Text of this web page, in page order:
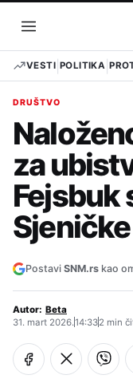
sadržaj
Otvori
meni
VESTI POLITIKA
DRUŠTVO
za
Fejsbuk
Postavi SNM.rs kao
Autor: Beta
31. mart 2026.14:332 min